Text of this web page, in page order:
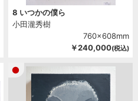
8 いつかの僕ら
小田瀧秀樹
760x608mm
￥240,000(税込)